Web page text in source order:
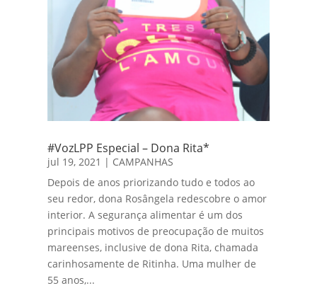
#VozLPP Especial – Dona Rita*
jul 19, 2021 | CAMPANHAS
Depois de anos priorizando tudo e todos ao
seu redor, dona Rosângela redescobre o amor
interior. A segurança alimentar é um dos
principais motivos de preocupação de muitos
mareenses, inclusive de dona Rita, chamada
carinhosamente de Ritinha. Uma mulher de
55 anos,...